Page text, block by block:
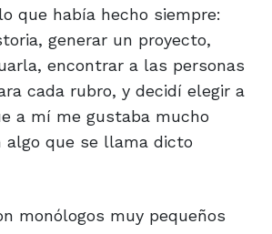
que había hecho siempre:
generar un proyecto,
encontrar a las personas
cada rubro, y decidí elegir a
a mí me gustaba mucho
algo que se llama dicto
monólogos muy pequeños